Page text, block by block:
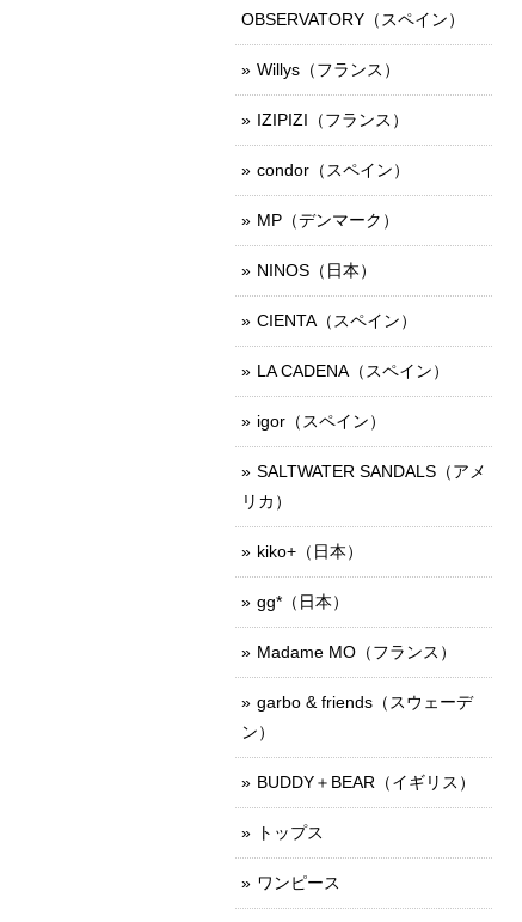
OBSERVATORY（スペイン）
Willys（フランス）
IZIPIZI（フランス）
condor（スペイン）
MP（デンマーク）
NINOS（日本）
CIENTA（スペイン）
LA CADENA（スペイン）
igor（スペイン）
SALTWATER SANDALS（アメ
リカ）
kiko+（日本）
gg*（日本）
Madame MO（フランス）
garbo & friends（スウェーデ
ン）
BUDDY＋BEAR（イギリス）
トップス
ワンピース